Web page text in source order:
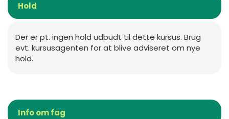
Hold
Der er pt. ingen hold udbudt til dette kursus. Brug
evt. kursusagenten for at blive adviseret om nye
hold.
Info om fag